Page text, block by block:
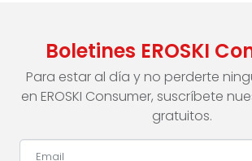
Boletines EROSKI
Para estar al día y no perderte
en EROSKI Consumer, suscríbete
gratuitos.